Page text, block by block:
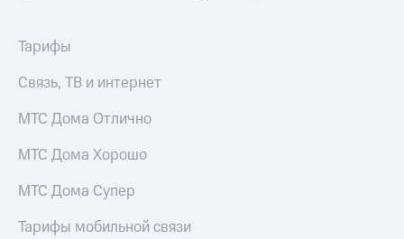
Контроль
аудит
акций
Описание
Программа
приобретения
Тарифы
Связь, ТВ и интернет
МТС Дома Отлично
МТС Дома Хорошо
МТС Дома Супер
Тарифы мобильной связи